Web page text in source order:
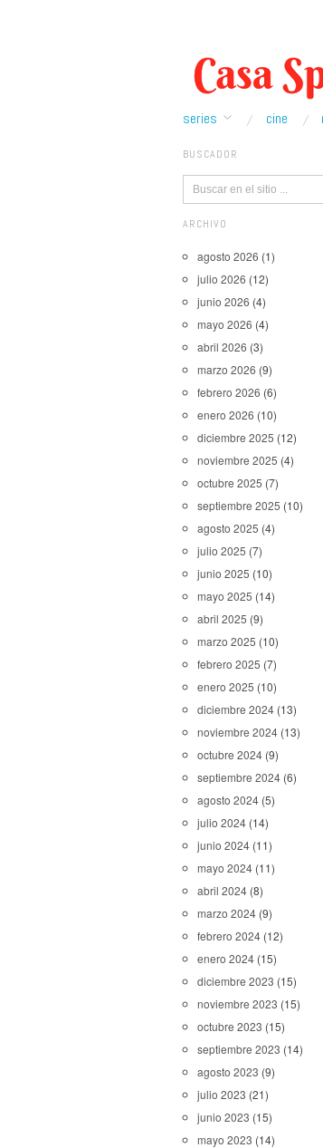
series cine
BUSCADOR
ARCHIVO
agosto 2026 (1)
julio 2026 (12)
junio 2026 (4)
mayo 2026 (4)
abril 2026 (3)
marzo 2026 (9)
febrero 2026 (6)
enero 2026 (10)
diciembre 2025 (12)
noviembre 2025 (4)
octubre 2025 (7)
septiembre 2025 (10)
agosto 2025 (4)
julio 2025 (7)
junio 2025 (10)
mayo 2025 (14)
abril 2025 (9)
marzo 2025 (10)
febrero 2025 (7)
enero 2025 (10)
diciembre 2024 (13)
noviembre 2024 (13)
octubre 2024 (9)
septiembre 2024 (6)
agosto 2024 (5)
julio 2024 (14)
junio 2024 (11)
mayo 2024 (11)
abril 2024 (8)
marzo 2024 (9)
febrero 2024 (12)
enero 2024 (15)
diciembre 2023 (15)
noviembre 2023 (15)
octubre 2023 (15)
septiembre 2023 (14)
agosto 2023 (9)
julio 2023 (21)
junio 2023 (15)
mayo 2023 (14)